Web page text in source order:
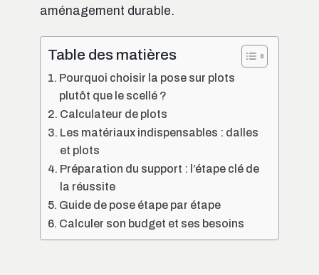
aménagement durable.
Table des matières
Pourquoi choisir la pose sur plots
plutôt que le scellé ?
Calculateur de plots
Les matériaux indispensables : dalles
et plots
Préparation du support : l’étape clé de
la réussite
Guide de pose étape par étape
Calculer son budget et ses besoins